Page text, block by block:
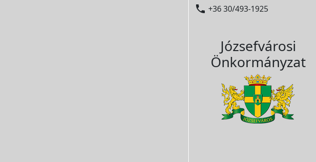
 +36 30/493-1925
Józsefvárosi
Önkormányzat